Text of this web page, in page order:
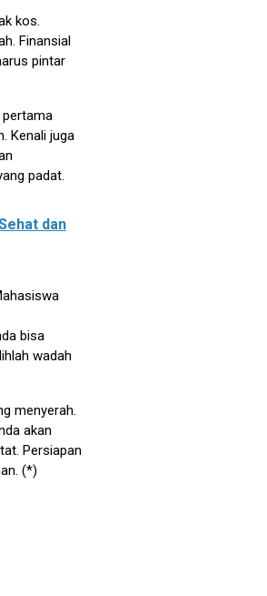
kos.
Finansial
pintar
pertama
Kenali juga
padat.
dan
bisa
wadah
menyerah.
akan
Persiapan
(*)